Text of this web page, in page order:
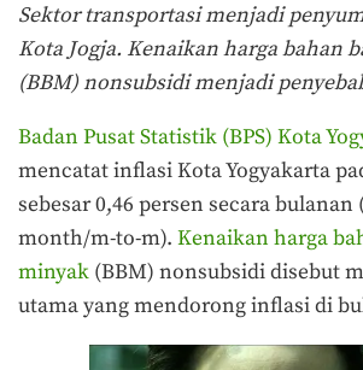
Sektor transportasi menjadi
Kota Jogja. Kenaikan harga bahan
(BBM) nonsubsidi menjadi
Badan Pusat Statistik (BPS) Kota
mencatat inflasi Kota Yogyakarta
sebesar 0,46 persen secara
month/m-to-m). Kenaikan harga
minyak (BBM) nonsubsidi disebut
utama yang mendorong inflasi di